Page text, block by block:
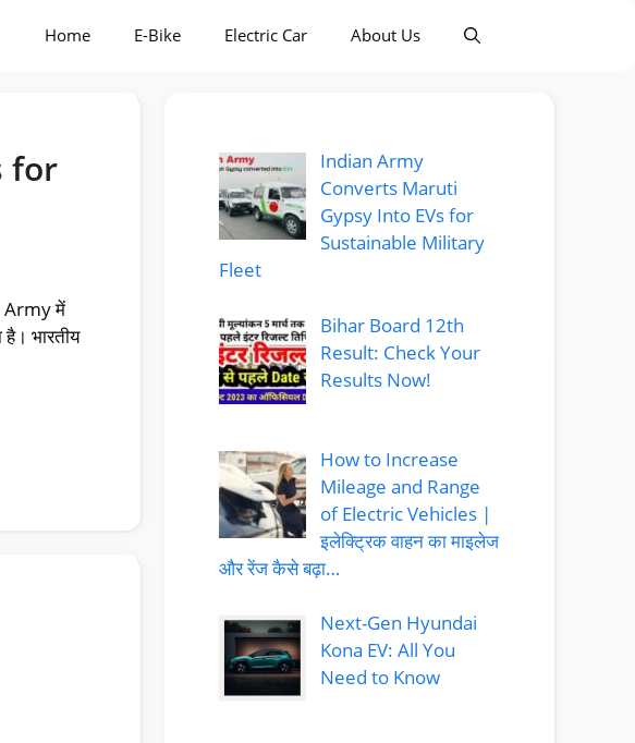
Home E-Bike Electric Car About Us
for
Army में
है। भारतीय
Indian Army
Converts Maruti
Gypsy Into EVs for
Sustainable Military
Fleet
Bihar Board 12th
Result: Check Your
Results Now!
How to Increase
Mileage and Range
of Electric Vehicles |
इलेक्ट्रिक वाहन का माइलेज
और रेंज कैसे बढ़ा…
Next-Gen Hyundai
Kona EV: All You
Need to Know